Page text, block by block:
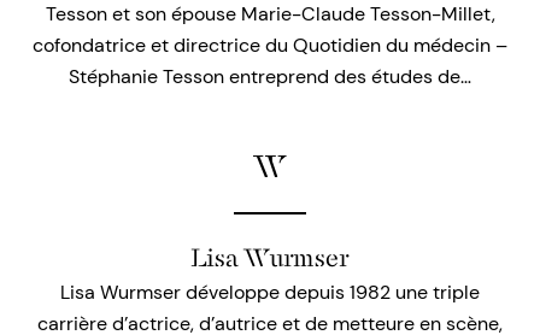
Tesson et son épouse Marie-Claude Tesson-Millet,
cofondatrice et directrice du Quotidien du médecin –
Stéphanie Tesson entreprend des études de…
W
Lisa Wurmser
Lisa Wurmser développe depuis 1982 une triple
carrière d’actrice, d’autrice et de metteure en scène,